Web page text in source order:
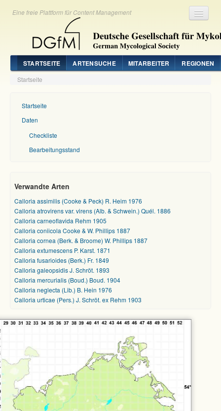
Eine freie Plattform für Content Management
STARTSEITE ARTENSUCHE MITARBEITER REGIONEN
Startseite
Startseite
Daten
Checkliste
Bearbeitungsstand
Verwandte Arten
Calloria assimilis (Cooke & Peck) R. Heim 1976
Calloria atrovirens var. virens (Alb. & Schwein.) Quél. 1886
Calloria carneoflavida Rehm 1905
Calloria coniicola Cooke & W. Phillips 1887
Calloria cornea (Berk. & Broome) W. Phillips 1887
Calloria extumescens P. Karst. 1871
Calloria fusarioides (Berk.) Fr. 1849
Calloria galeopsidis J. Schröt. 1893
Calloria mercurialis (Boud.) Boud. 1904
Calloria neglecta (Lib.) B. Hein 1976
Calloria urticae (Pers.) J. Schröt. ex Rehm 1903